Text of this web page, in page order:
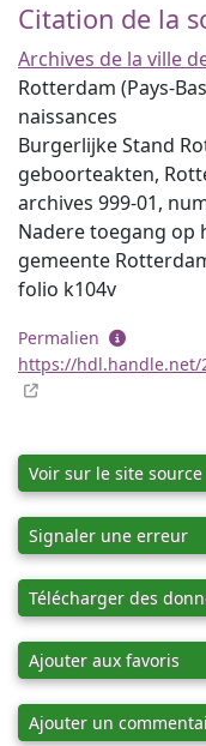
Citation de la
Archives de la ville
Rotterdam (Pays-
naissances
Burgerlijke Stand
geboorteakten,
archives 999-01,
Nadere toegang op
gemeente
folio k104v
Permalien
https://hdl.handle.net/
Voir sur le site source
Signaler une erreur
Télécharger des
Ajouter aux favoris
Ajouter un